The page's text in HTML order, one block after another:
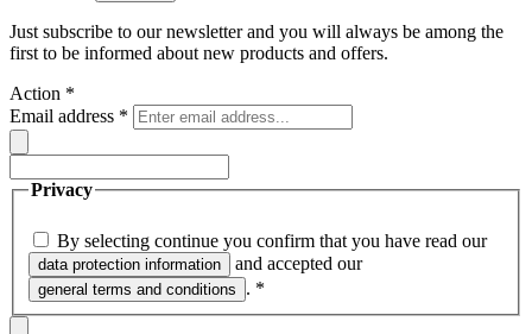
Just subscribe to our newsletter and you will always be among the
first to be informed about new products and offers.
Action *
Email address *
Privacy
By selecting continue you confirm that you have read our
data protection information and accepted our
general terms and conditions . *